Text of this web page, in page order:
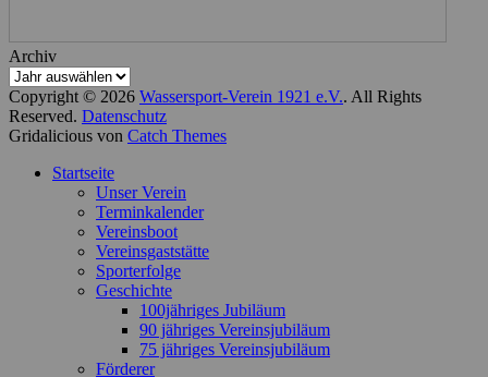
Archiv
Copyright © 2026 Wassersport-Verein 1921 e.V.. All Rights
Reserved. Datenschutz
Gridalicious von Catch Themes
oben
Startseite
Unser Verein
Terminkalender
Vereinsboot
Vereinsgaststätte
Sporterfolge
Geschichte
100jähriges Jubiläum
90 jähriges Vereinsjubiläum
75 jähriges Vereinsjubiläum
Förderer